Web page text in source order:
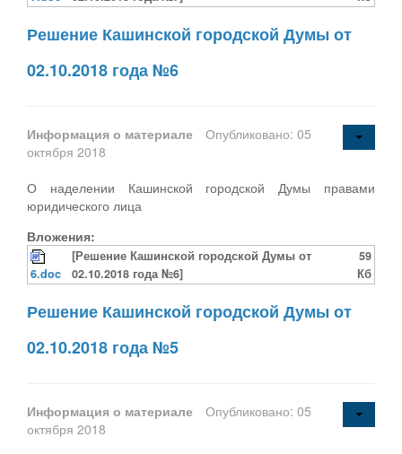
Решение Кашинской городской Думы от
02.10.2018 года №6
Информация о материале
Опубликовано: 05
октября 2018
О наделении Кашинской городской Думы правами
юридического лица
Вложения:
6.doc
[Решение Кашинской городской Думы от
02.10.2018 года №6]
59
Кб
Решение Кашинской городской Думы от
02.10.2018 года №5
Информация о материале
Опубликовано: 05
октября 2018